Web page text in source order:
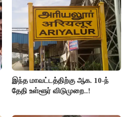
இந்த மாவட்டத்திற்கு ஆக. 10-ந்
தேதி உள்ளூர் விடுமுறை..!